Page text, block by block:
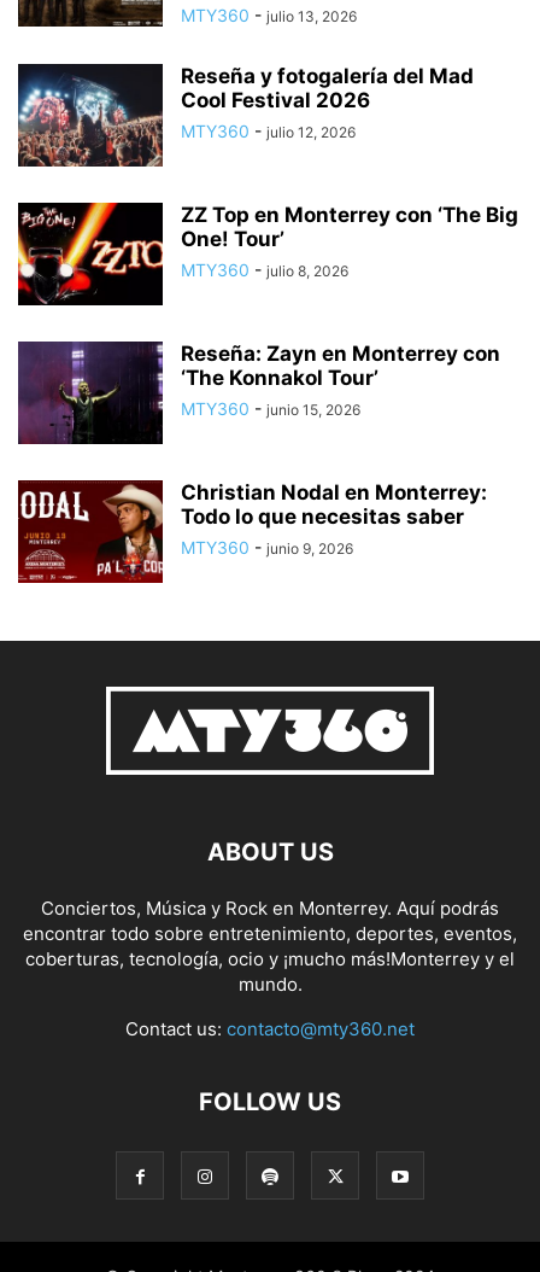
MTY360 - julio 13, 2026
Reseña y fotogalería del Mad
Cool Festival 2026
MTY360 - julio 12, 2026
ZZ Top en Monterrey con ‘The Big
One! Tour’
MTY360 - julio 8, 2026
Reseña: Zayn en Monterrey con
‘The Konnakol Tour’
MTY360 - junio 15, 2026
Christian Nodal en Monterrey:
Todo lo que necesitas saber
MTY360 - junio 9, 2026
ABOUT US
Conciertos, Música y Rock en Monterrey. Aquí podrás
encontrar todo sobre entretenimiento, deportes, eventos,
coberturas, tecnología, ocio y ¡mucho más!Monterrey y el
mundo.
Contact us: contacto@mty360.net
FOLLOW US